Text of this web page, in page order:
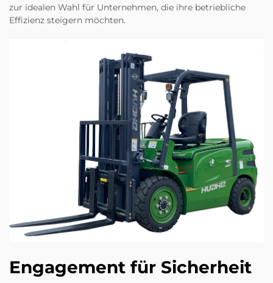
zur idealen Wahl für Unternehmen, die ihre betriebliche
Effizienz steigern möchten.
Engagement für Sicherheit